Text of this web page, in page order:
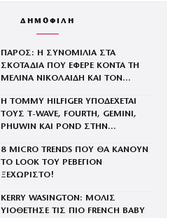
ΔΗΜΟΦΙΛΗ
ΠΑΡΟΣ: Η ΣΥΝΟΜΙΛΙΑ ΣΤΑ
ΣΚΟΤΑΔΙΑ ΠΟΥ ΕΦΕΡΕ ΚΟΝΤΑ ΤΗ
ΜΕΛΙΝΑ ΝΙΚΟΛΑΙΔΗ ΚΑΙ ΤΟΝ
Η TOMMY HILFIGER ΥΠΟΔΕΧΕΤΑΙ
ΤΟΥΣ Τ-WAVE, FOURTH, GEMINI,
PHUWIN ΚΑΙ POND ΣΤΗΝ
8 MICRO TRENDS ΠΟΥ ΘΑ ΚΑΝΟΥΝ
ΤΟ LOOK ΤΟΥ ΡΕΒΕΓΙΟΝ
ΞΕΧΩΡΙΣΤΟ!
KERRY WASINGTON: ΜΟΛΙΣ
ΥΙΟΘΕΤΗΣΕ ΤΙΣ ΠΙΟ FRENCH BABY